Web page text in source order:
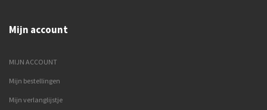
Mijn account
MIJN ACCOUNT
Mijn bestellingen
Mijn verlanglijstje